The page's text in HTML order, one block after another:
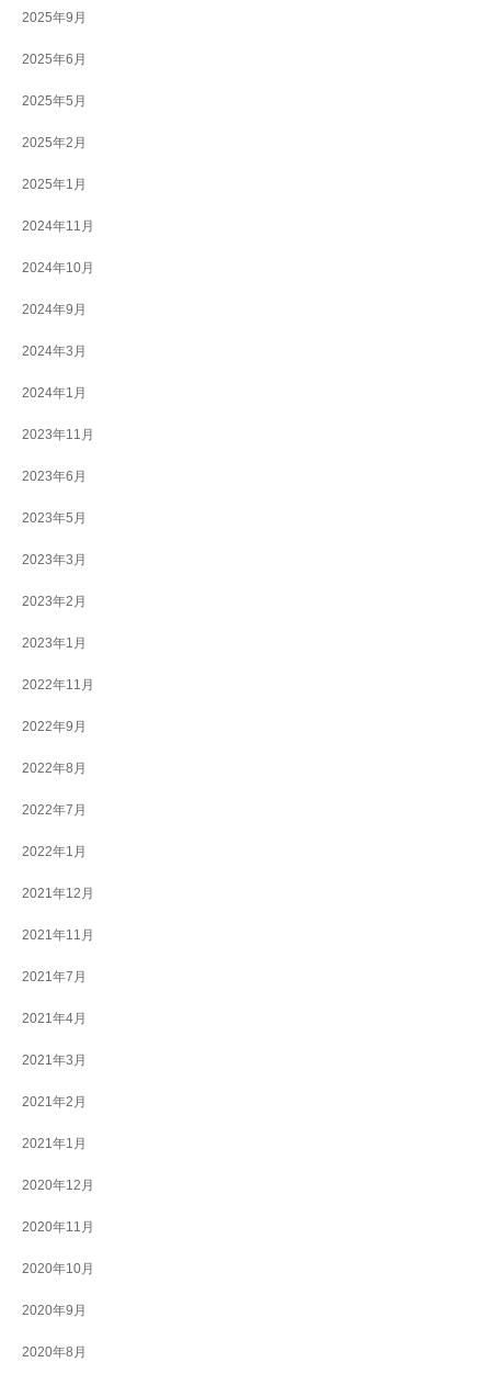
2025年9月
2025年6月
2025年5月
2025年2月
2025年1月
2024年11月
2024年10月
2024年9月
2024年3月
2024年1月
2023年11月
2023年6月
2023年5月
2023年3月
2023年2月
2023年1月
2022年11月
2022年9月
2022年8月
2022年7月
2022年1月
2021年12月
2021年11月
2021年7月
2021年4月
2021年3月
2021年2月
2021年1月
2020年12月
2020年11月
2020年10月
2020年9月
2020年8月